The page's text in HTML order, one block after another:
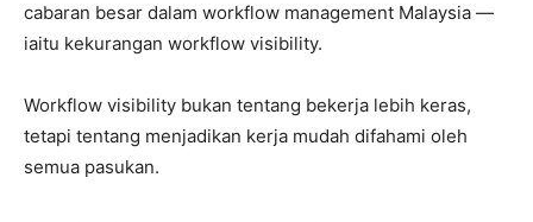
cabaran besar dalam workflow management Malaysia —
iaitu kekurangan workflow visibility.
Workflow visibility bukan tentang bekerja lebih keras,
tetapi tentang menjadikan kerja mudah difahami oleh
semua pasukan.